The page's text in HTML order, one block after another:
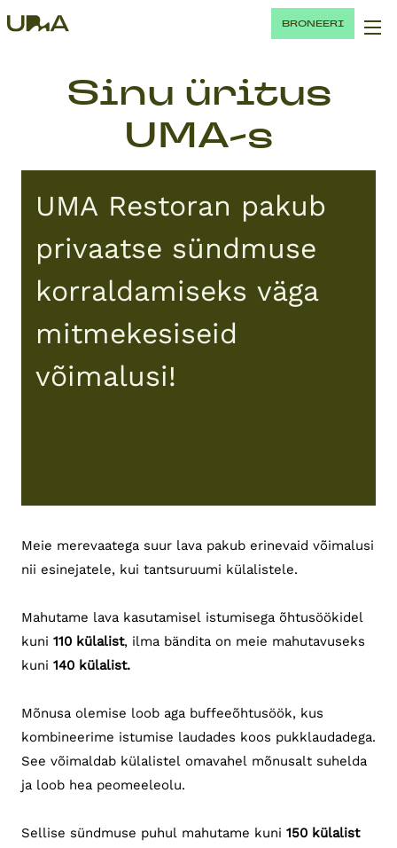
BRONEERI
Sinu üritus
UMA-s
UMA Restoran pakub
privaatse sündmuse
korraldamiseks väga
mitmekesiseid
võimalusi!
Meie merevaatega suur lava pakub erinevaid võimalusi
nii esinejatele, kui tantsuruumi külalistele.
Mahutame lava kasutamisel istumisega õhtusöökidel
kuni 110 külalist, ilma bändita on meie mahutavuseks
kuni 140 külalist.
Mõnusa olemise loob aga buffeeõhtusöök, kus
kombineerime istumise laudades koos pukklaudadega.
See võimaldab külalistel omavahel mõnusalt suhelda
ja loob hea peomeeleolu.
Sellise sündmuse puhul mahutame kuni 150 külalist